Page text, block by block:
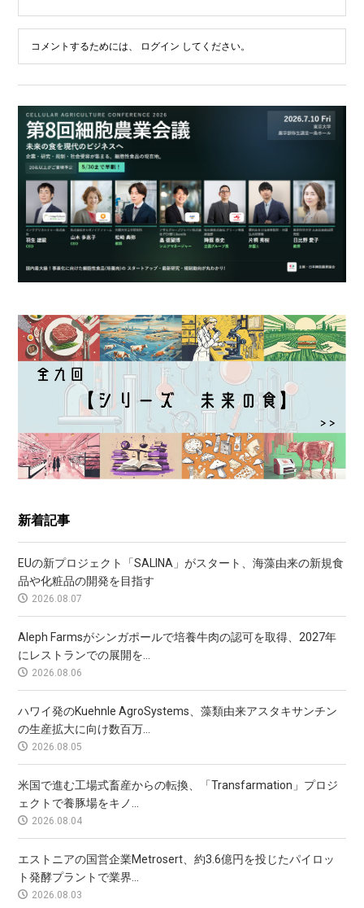
コメントするためには、 ログイン してください。
新着記事
EUの新プロジェクト「SALINA」がスタート、海藻由来の新規食
品や化粧品の開発を目指す
2026.08.07
Aleph Farmsがシンガポールで培養牛肉の認可を取得、2027年
にレストランでの展開を...
2026.08.06
ハワイ発のKuehnle AgroSystems、藻類由来アスタキサンチン
の生産拡大に向け数百万...
2026.08.05
米国で進む工場式畜産からの転換、「Transfarmation」プロジ
ェクトで養豚場をキノ...
2026.08.04
エストニアの国営企業Metrosert、約3.6億円を投じたパイロッ
ト発酵プラントで業界...
2026.08.03